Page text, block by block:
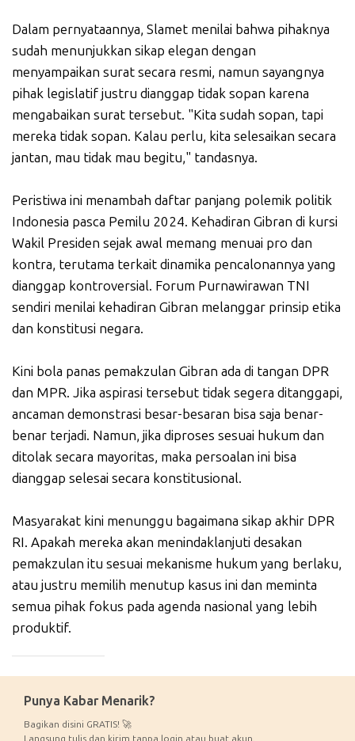
Dalam pernyataannya, Slamet menilai bahwa pihaknya
sudah menunjukkan sikap elegan dengan
menyampaikan surat secara resmi, namun sayangnya
pihak legislatif justru dianggap tidak sopan karena
mengabaikan surat tersebut. "Kita sudah sopan, tapi
mereka tidak sopan. Kalau perlu, kita selesaikan secara
jantan, mau tidak mau begitu," tandasnya.
Peristiwa ini menambah daftar panjang polemik politik
Indonesia pasca Pemilu 2024. Kehadiran Gibran di kursi
Wakil Presiden sejak awal memang menuai pro dan
kontra, terutama terkait dinamika pencalonannya yang
dianggap kontroversial. Forum Purnawirawan TNI
sendiri menilai kehadiran Gibran melanggar prinsip etika
dan konstitusi negara.
Kini bola panas pemakzulan Gibran ada di tangan DPR
dan MPR. Jika aspirasi tersebut tidak segera ditanggapi,
ancaman demonstrasi besar-besaran bisa saja benar-
benar terjadi. Namun, jika diproses sesuai hukum dan
ditolak secara mayoritas, maka persoalan ini bisa
dianggap selesai secara konstitusional.
Masyarakat kini menunggu bagaimana sikap akhir DPR
RI. Apakah mereka akan menindaklanjuti desakan
pemakzulan itu sesuai mekanisme hukum yang berlaku,
atau justru memilih menutup kasus ini dan meminta
semua pihak fokus pada agenda nasional yang lebih
produktif.
Punya Kabar Menarik?
Bagikan disini GRATIS! 🚀